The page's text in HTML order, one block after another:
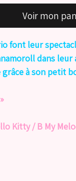
Voir mon
font leur
dans
grâce à son petit
Kitty / B My